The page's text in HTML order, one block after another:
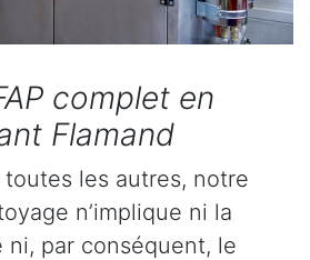
complet en
Flamand
les autres, notre
n’implique ni la
par conséquent, le